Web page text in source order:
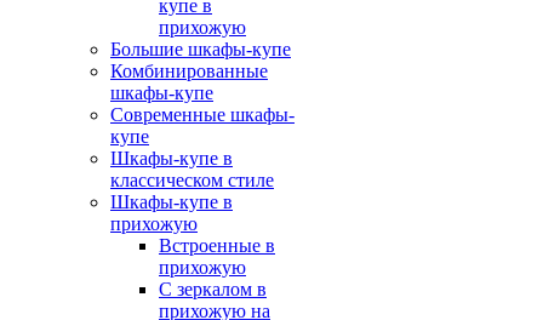
купе в
прихожую
Большие шкафы-купе
Комбинированные
шкафы-купе
Современные шкафы-
купе
Шкафы-купе в
классическом стиле
Шкафы-купе в
прихожую
Встроенные в
прихожую
С зеркалом в
прихожую на